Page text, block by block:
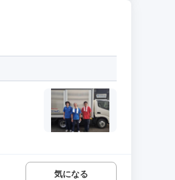
気になる